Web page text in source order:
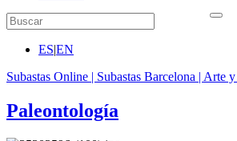
ES|EN
Subastas Online | Subastas Barcelona | Arte
Paleontología